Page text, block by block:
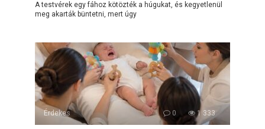
A testvérek egy fához kötözték a húgukat, és kegyetlenül
meg akarták büntetni, mert úgy
Érdekes 0 1 333